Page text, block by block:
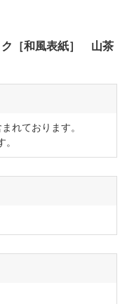
［和風表紙］ 山茶
れております。